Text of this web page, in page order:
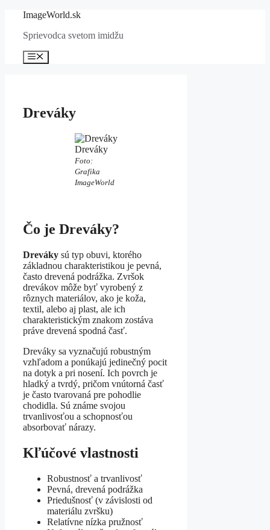
Preskočiť
obsah
ImageWorld.sk
Sprievodca svetom imidžu
Menu
Dreváky
Dreváky
Foto:
Grafika
ImageWorld
Čo je Dreváky?
Dreváky sú typ obuvi, ktorého
základnou charakteristikou je pevná,
často drevená podrážka. Zvršok
drevákov môže byť vyrobený z
rôznych materiálov, ako je koža,
textil, alebo aj plast, ale ich
charakteristickým znakom zostáva
práve drevená spodná časť.
Dreváky sa vyznačujú robustným
vzhľadom a ponúkajú jedinečný pocit
na dotyk a pri nosení. Ich povrch je
hladký a tvrdý, pričom vnútorná časť
je často tvarovaná pre pohodlie
chodidla. Sú známe svojou
trvanlivosťou a schopnosťou
absorbovať nárazy.
Kľúčové vlastnosti
Robustnosť a trvanlivosť
Pevná, drevená podrážka
Priedušnosť (v závislosti od
materiálu zvršku)
Relatívne nízka pružnosť